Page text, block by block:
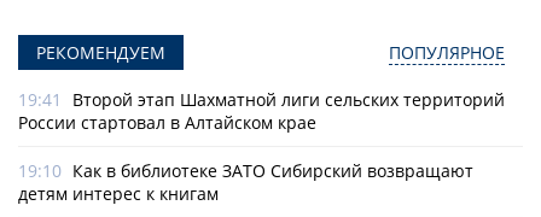
РЕКОМЕНДУЕМ ПОПУЛЯРНОЕ
19:41
Второй этап Шахматной лиги сельских территорий
России стартовал в Алтайском крае
19:10 Как в библиотеке ЗАТО Сибирский возвращают
детям интерес к книгам